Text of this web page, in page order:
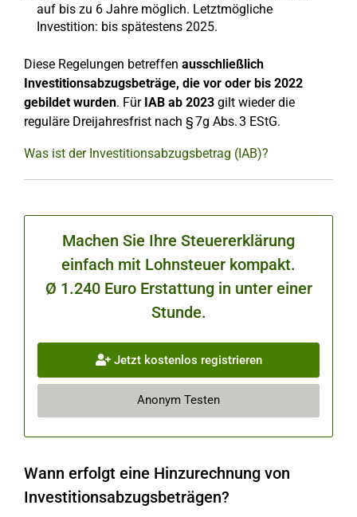
auf bis zu 6 Jahre möglich. Letztmögliche
Investition: bis spätestens 2025.
Diese Regelungen betreffen ausschließlich
Investitionsabzugsbeträge, die vor oder bis 2022
gebildet wurden. Für IAB ab 2023 gilt wieder die
reguläre Dreijahresfrist nach § 7g Abs. 3 EStG.
Was ist der Investitionsabzugsbetrag (IAB)?
Machen Sie Ihre Steuererklärung
einfach mit Lohnsteuer kompakt.
Ø 1.240 Euro Erstattung in unter einer
Stunde.
Jetzt kostenlos registrieren
Anonym Testen
Wann erfolgt eine Hinzurechnung von
Investitionsabzugsbeträgen?